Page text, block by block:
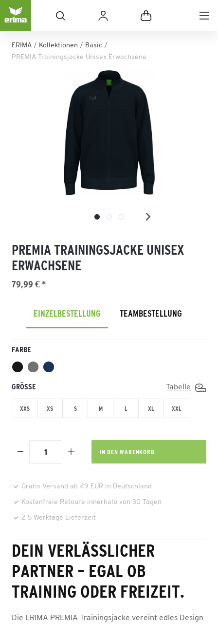
ERIMA Kollektionen
Basic
PREMIA Trainingsjacke Unisex Erwachsene
PREMIA TRAININGSJACKE UNISEX
ERWACHSENE
79,99 € *
EINZELBESTELLUNG TEAMBESTELLUNG
FARBE
GRÖSSE Tabelle
XXS XS S M L XL XXL
IN DEN WARENKORB
Gratis Versand ab 49 EUR in Deutschland
Kostenfreie Retoure innerhalb von 30 Tagen
2-5 Werktage Lieferzeit
DEIN VERLÄSSLICHER
PARTNER – EGAL OB
TRAINING ODER FREIZEIT.
Die ERIMA PREMIA Trainingsjacke vereint edles Design